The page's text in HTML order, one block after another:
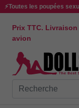
⚡Toutes les poupées
Prix TTC.
avion